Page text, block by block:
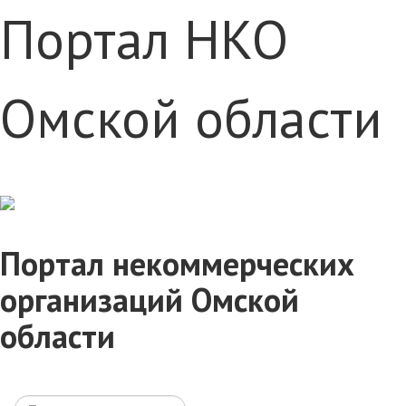
Портал НКО
Омской области
Портал некоммерческих
организаций Омской
области